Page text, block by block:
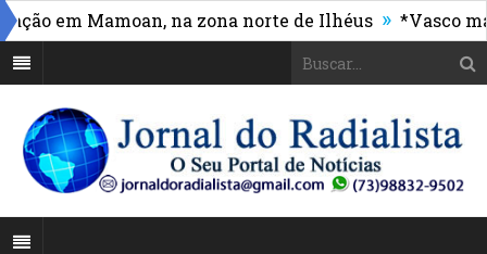
em Mamoan, na zona norte de Ilhéus » *Vasco